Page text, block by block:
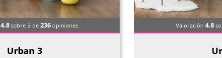
4.8sobre 5 de 236opiniones
Urban 3
Valoración4.8